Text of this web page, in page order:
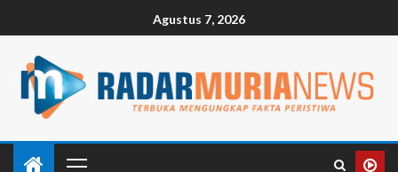
Agustus 7, 2026